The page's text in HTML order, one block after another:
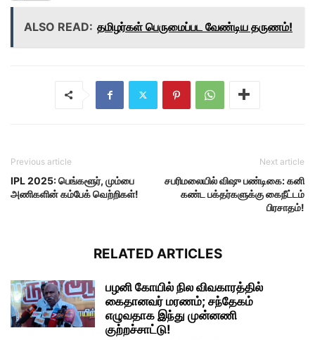
ALSO READ: தமிழர்கள் பெருமைப்பட வேண்டிய தருணம்!
Previous article
IPL 2025: பெங்களூர், மும்பை
அணிகளின் கம்பேக் வெற்றிகள்!
Next article
சபரிமலையில் விஷு பண்டிகை: கனி
கண்ட பக்தர்களுக்கு கைநீட்டம்
பிரசாதம்!
RELATED ARTICLES
பழனி கோயில் நில விவகாரத்தில்
கைதானவர் மரணம்; சந்தேகம்
எழுவதாக இந்து முன்னணி
குற்றச்சாட்டு!